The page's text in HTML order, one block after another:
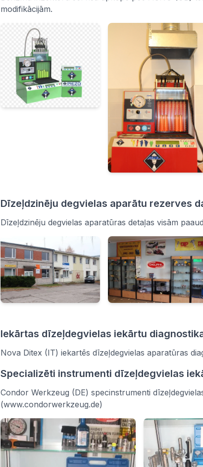
modifikācijām.
Dīzeļdzinēju degvielas aparātu rezerves
Dīzeļdzinēju degvielas aparatūras detaļas visām
Iekārtas dīzeļdegvielas iekārtu
Nova Ditex (IT) iekartēs dīzeļdegvielas aparatūras
Specializēti instrumenti dīzeļdegvielas
Condor Werkzeug (DE) specinstrumenti
(www.condorwerkzeug.de)